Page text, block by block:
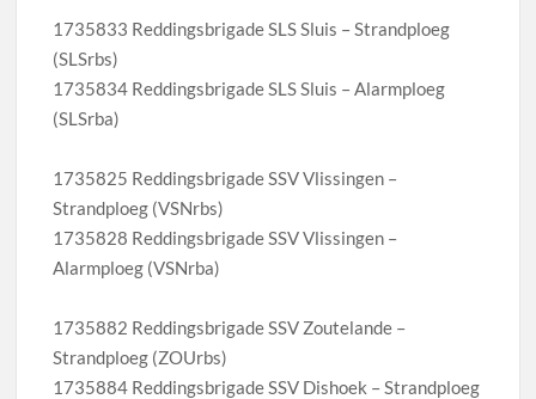
1735833 Reddingsbrigade SLS Sluis – Strandploeg
(SLSrbs)
1735834 Reddingsbrigade SLS Sluis – Alarmploeg
(SLSrba)
1735825 Reddingsbrigade SSV Vlissingen –
Strandploeg (VSNrbs)
1735828 Reddingsbrigade SSV Vlissingen –
Alarmploeg (VSNrba)
1735882 Reddingsbrigade SSV Zoutelande –
Strandploeg (ZOUrbs)
1735884 Reddingsbrigade SSV Dishoek – Strandploeg